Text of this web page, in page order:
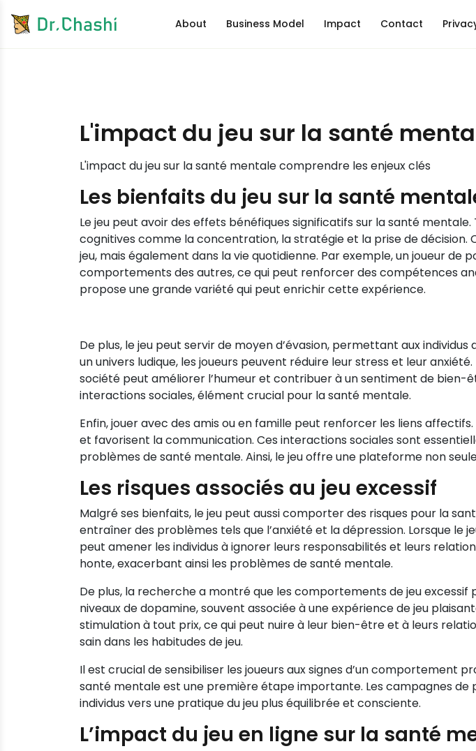
About Business Model Impact Contact
L'impact du jeu sur la santé
L'impact du jeu sur la santé mentale comprendre les enjeux clés
Les bienfaits du jeu sur la santé
Le jeu peut avoir des effets bénéfiques significatifs sur la santé
cognitives comme la concentration, la stratégie et la prise de
jeu, mais également dans la vie quotidienne. Par exemple, un joueur
comportements des autres, ce qui peut renforcer des compétences
propose une grande variété qui peut enrichir cette expérience.
De plus, le jeu peut servir de moyen d’évasion, permettant aux
un univers ludique, les joueurs peuvent réduire leur stress et leur
société peut améliorer l’humeur et contribuer à un sentiment de
interactions sociales, élément crucial pour la santé mentale.
Enfin, jouer avec des amis ou en famille peut renforcer les liens
et favorisent la communication. Ces interactions sociales sont
problèmes de santé mentale. Ainsi, le jeu offre une plateforme non
Les risques associés au jeu excessif
Malgré ses bienfaits, le jeu peut aussi comporter des risques pour la
entraîner des problèmes tels que l’anxiété et la dépression. Lorsque
peut amener les individus à ignorer leurs responsabilités et leurs
honte, exacerbant ainsi les problèmes de santé mentale.
De plus, la recherche a montré que les comportements de jeu
niveaux de dopamine, souvent associée à une expérience de jeu
stimulation à tout prix, ce qui peut nuire à leur bien-être et à leurs
sain dans les habitudes de jeu.
Il est crucial de sensibiliser les joueurs aux signes d’un
santé mentale est une première étape importante. Les campagnes de
individus vers une pratique du jeu plus équilibrée et consciente.
L’impact du jeu en ligne sur la santé